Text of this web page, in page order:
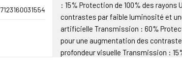
7123160031554
: 15% Protection de 100% des
contrastes par faible luminosité et
artificielle Transmission : 60%
pour une augmentation des
profondeur visuelle Transmission :